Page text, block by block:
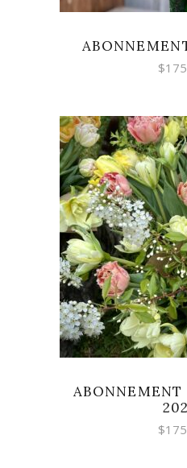
$
READ
ABONNEMENT
$